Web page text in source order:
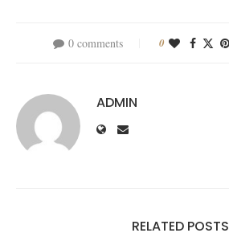
0 comments 0
ADMIN
RELATED POSTS